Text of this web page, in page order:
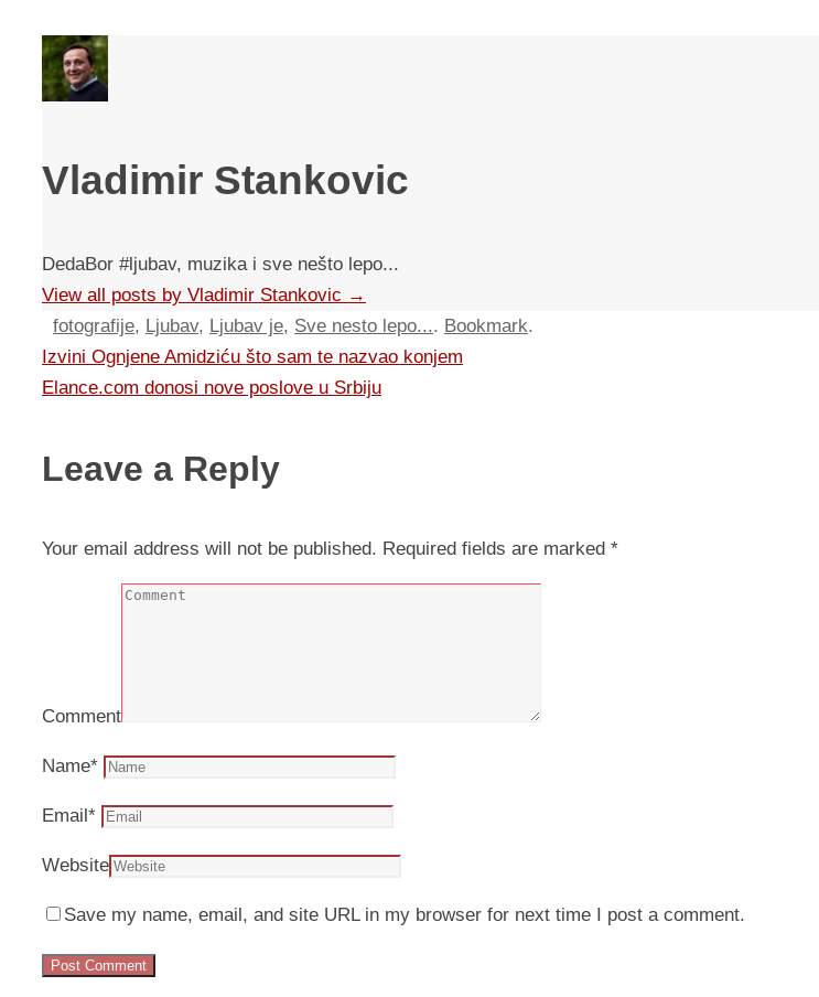
Vladimir Stankovic
DedaBor #ljubav, muzika i sve nešto lepo...
View all posts by Vladimir Stankovic →
fotografije, Ljubav, Ljubav je, Sve nesto lepo.... Bookmark.
Izvini Ognjene Amidziću što sam te nazvao konjem
Elance.com donosi nove poslove u Srbiju
Leave a Reply
Your email address will not be published. Required fields are marked *
Comment
Name*
Email*
Website
Save my name, email, and site URL in my browser for next time I post a comment.